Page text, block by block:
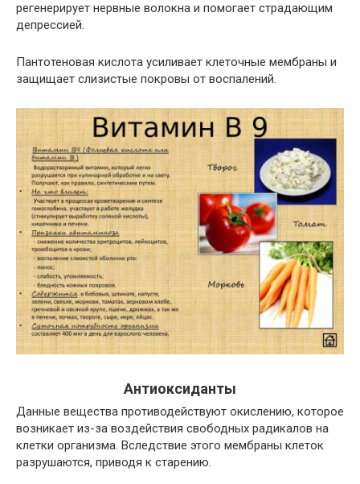
регенерирует нервные волокна и помогает страдающим
депрессией.
Пантотеновая кислота усиливает клеточные мембраны и
защищает слизистые покровы от воспалений.
Антиоксиданты
Данные вещества противодействуют окислению, которое
возникает из-за воздействия свободных радикалов на
клетки организма. Вследствие этого мембраны клеток
разрушаются, приводя к старению.